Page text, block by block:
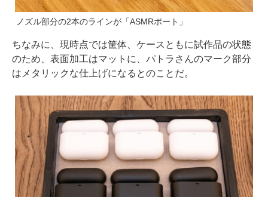
ノズル部分の2本のラインが「ASMRポート」
ちなみに、現時点では筐体、ケースともに試作品の状態
のため、表面加工はマットに、パトラさんのマーク部分
はメタリックな仕上げになるとのことだ。